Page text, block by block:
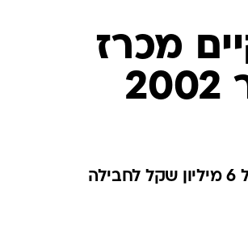
מכרז